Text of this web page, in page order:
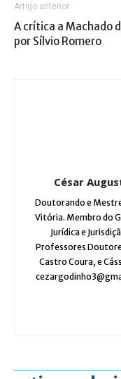
Artigo anterior
A crítica a Machado
por Sílvio Romero
César
Doutorando e
Vitória. Membro do
Jurídica e
Professores
Castro Coura, e